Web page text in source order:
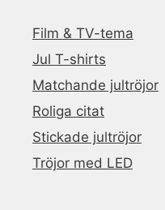
Film & TV-tema
Jul T-shirts
Matchande jultröjor
Roliga citat
Stickade jultröjor
Tröjor med LED